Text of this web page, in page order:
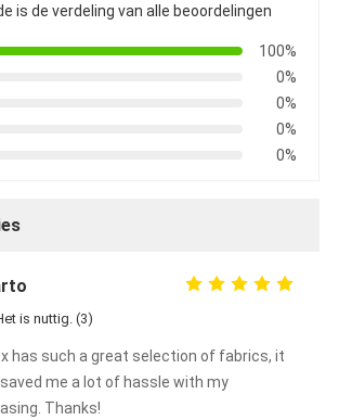
Isolatieband
van de glasdoek
Isolatieband
Plakband
ogen gezien Kraftpapier-Document
is de verdeling van alle beoordelingen
100%
0%
0%
0%
0%
is nuttig. (3)
has such a great selection of fabrics, it
me a lot of hassle with my
Thanks!